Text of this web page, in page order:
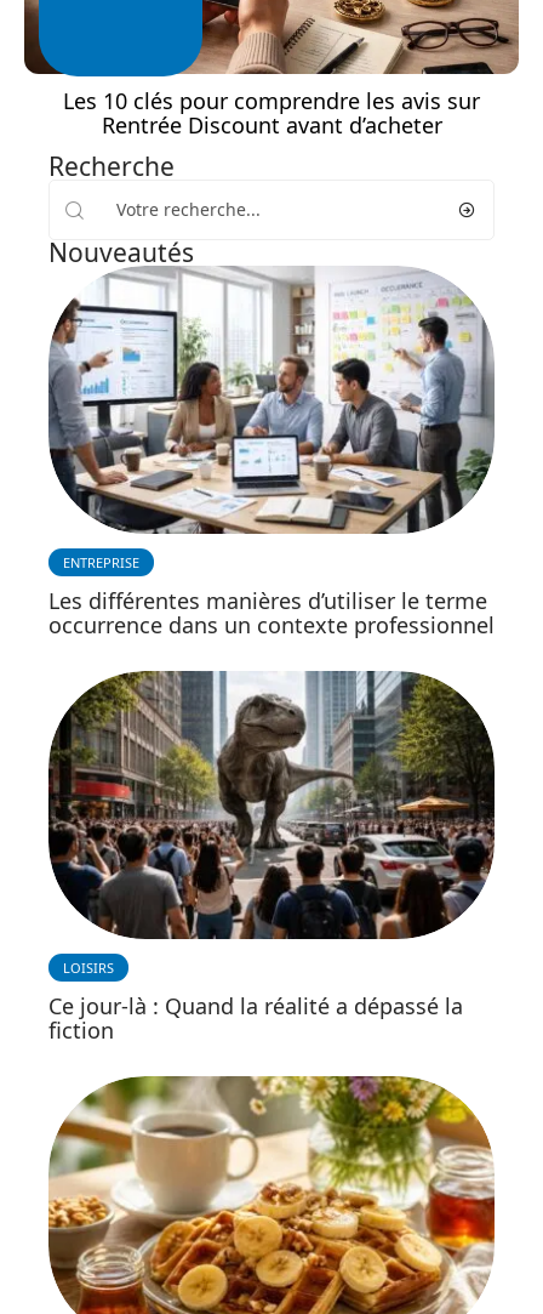
Les 10 clés pour comprendre les avis sur
Rentrée Discount avant d’acheter
Recherche
Nouveautés
ENTREPRISE
Les différentes manières d’utiliser le terme
occurrence dans un contexte professionnel
LOISIRS
Ce jour-là : Quand la réalité a dépassé la
fiction